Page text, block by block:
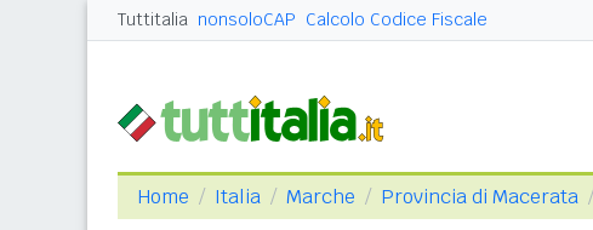
Tuttitalia nonsoloCAP Calcolo Codice Fiscale
Home Italia Marche Provincia di Macerata